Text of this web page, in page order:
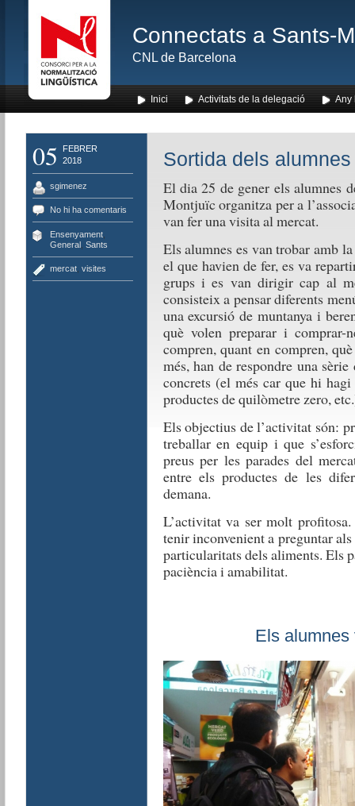
Connectats a Sants-
CNL de Barcelona
Inici Activitats de la delegació Any
05
FEBRER
2018
sgimenez
No hi ha comentaris
Ensenyament,
General, Sants
mercat, visites
Sortida dels
El dia 25 de gener els alumnes
Montjuïc organitza per a
van fer una visita al mercat.
Els alumnes es van trobar amb
el que havien de fer, es va
grups i es van dirigir cap al
consisteix a pensar diferents
una excursió de muntanya i
què volen preparar i comprar-
compren, quant en compren,
més, han de respondre una
concrets (el més car que hi
productes de quilòmetre zero,
Els objectius de l’activitat són:
treballar en equip i que
preus per les parades del
entre els productes de les
demana.
L’activitat va ser molt
tenir inconvenient a preguntar
particularitats dels aliments. Els
paciència i amabilitat.
Els alumnes